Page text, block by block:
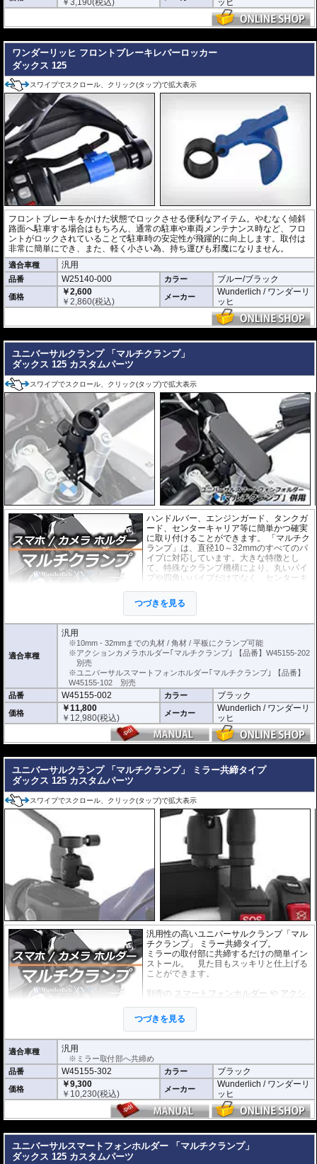
ワンダーリッヒ フロントブレーキレバーロッカー
ダックス 125
スワイプでスクロール、クリック(タップ)で拡大表示
フロントブレーキをかけた状態でロックさせる便利なアイテム。やむなく傾斜
路面へ駐車する場合はもちろん、通常の駐車や車両メンテナンス時など、フロ
ントがロックされていることで駐車時の安定性が飛躍的に向上します。取付は
非常に簡単にでき、また、軽く小さい為、持ち運びも邪魔になりません。
適合車種 汎用
品番 W25140-000 カラー ブルー/ブラック
価格
￥2,600
￥2,860(税込) メーカー
Wunderlich / ワンダーリ
ッヒ
ユニバーサルクランプ 「マルチクランプ」
ダックス 125 カスタムパーツ
スワイプでスクロール、クリック(タップ)で拡大表示
ハンドルバー、エンジンガード、タンクガ
ード、センターキャリア等に簡単かつ確実
に取り付けることができます。 「マルチク
ランプ」は、直径10～32mmのすべてのパ
イプに対応しています。大きな特徴とし
て、特殊なクランプ機構により、丸いパイ
プや四角いパイプだけでなく、センターキ
いることです。
別売のスマートフォンホルダー
ョンカメラホルダーをご利用頂くことで、スマートに搭載が可能になります。
取付、取り外しは付属の専用トグルを使用して行います。 取り付けた後は、
トグルを外せば盗難を防ぐ事ができます。
ブラックアルマイト仕上げ アルミニウム製。
つづきを見る
適合車種
汎用
※10mm - 32mmまでの丸材 / 角材 / 平板にクランプ可能
※アクションカメラホルダー｢マルチクランプ｣ 【品番】W45155-202
別売
※ユニバーサルスマートフォンホルダー｢マルチクランプ｣ 【品番】
W45155-102 別売
品番
W45155-002 カラー ブラック
価格
￥11,800
￥ 12,980(税込) メーカー
Wunderlich / ワンダーリ
ッヒ
ユニバーサルクランプ 「マルチクランプ」 ミラー共締タイプ
ダックス 125 カスタムパーツ
スワイプでスクロール、クリック(タップ)で拡大表示
汎用性の高いユニバーサルクランプ「マル
チクランプ」 ミラー共締タイプ。
ミラーの取付部に共締するだけの簡単イン
ストール。 見た目もスッキリと仕上げる
ことができます。
別売の
スマートフォンホルダー や アクシ
スマートに搭載が可能になります。
つづきを見る
適合車種 汎用
※ミラー取付部へ共締め
品番
W45155-302 カラー ブラック
価格
￥9,300
￥ 10,230(税込) メーカー
Wunderlich / ワンダーリ
ッヒ
ユニバーサルスマートフォンホルダー 「マルチクランプ」
ダックス 125 カスタムパーツ